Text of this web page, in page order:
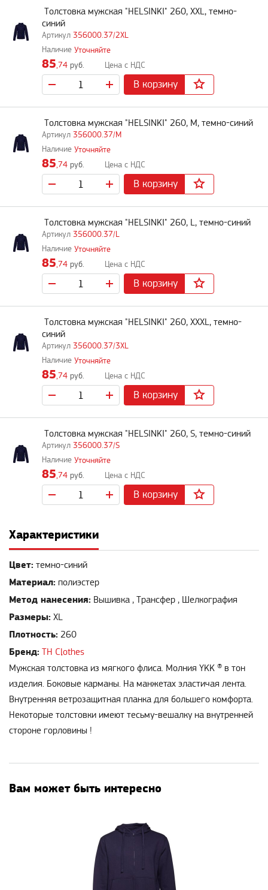
356000.37/2XL
Толстовка мужская "HELSINKI" 260, XXL, темно-
синий
Уточняйте
85,74 руб.
В корзину
356000.37/M
Толстовка мужская "HELSINKI" 260, M, темно-синий
Уточняйте
85,74 руб.
В корзину
356000.37/L
Толстовка мужская "HELSINKI" 260, L, темно-синий
Уточняйте
85,74 руб.
В корзину
356000.37/3XL
Толстовка мужская "HELSINKI" 260, XXXL, темно-
синий
Уточняйте
85,74 руб.
В корзину
356000.37/S
Толстовка мужская "HELSINKI" 260, S, темно-синий
Уточняйте
85,74 руб.
В корзину
Характеристики
Цвет: темно-синий
Материал: полиэстер
Метод нанесения: Вышивка , Трансфер , Шелкография
Размеры: XL
Плотность: 260
Бренд: TH Clothes
Мужская толстовка из мягкого флиса. Молния YKK ® в тон
изделия. Боковые карманы. На манжетах эластичая лента.
Внутренняя ветрозащитная планка для большего комфорта.
Некоторые толстовки имеют тесьму-вешалку на внутренней
стороне горловины !
Вам может быть интересно